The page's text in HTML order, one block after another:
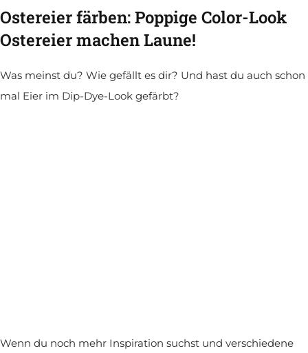
Ostereier färben: Poppige Color-Look
Ostereier machen Laune!
Was meinst du? Wie gefällt es dir? Und hast du auch schon
mal Eier im Dip-Dye-Look gefärbt?
Wenn du noch mehr Inspiration suchst und verschiedene